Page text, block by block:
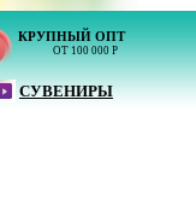
КРУПНЫЙ ОПТ
ОТ 100 000 Р
СУВЕНИРЫ